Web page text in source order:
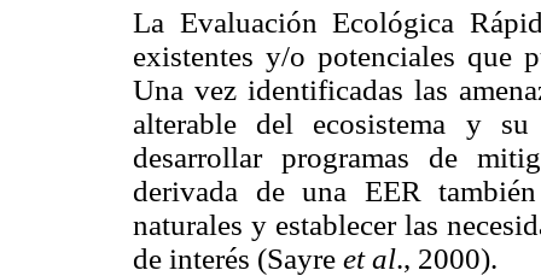
La Evaluación Ecológica
existentes y/o potenciales que
Una vez identificadas las
alterable del ecosistema y
desarrollar programas de
derivada de una EER
naturales y establecer las
de interés (Sayre et al., 2000).